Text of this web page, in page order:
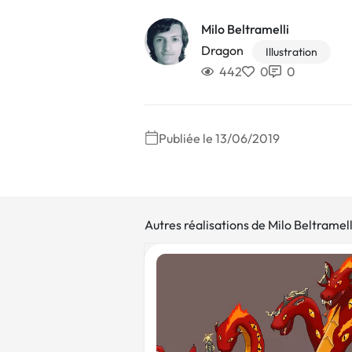
Milo Beltramelli
Dragon
Illustration
442 0 0
Publiée le 13/06/2019
Autres réalisations de Milo